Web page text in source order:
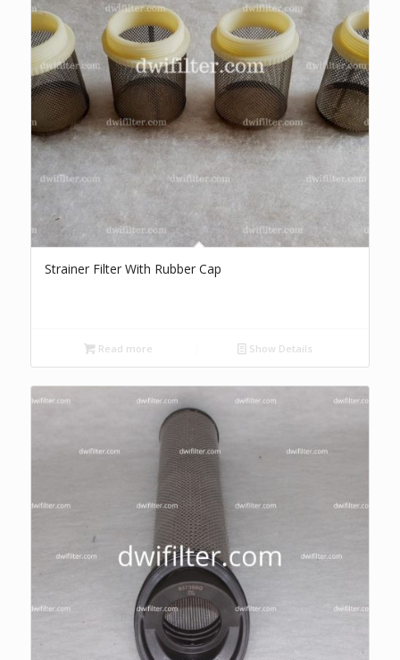
Strainer Filter With Rubber Cap
Read more Show Details